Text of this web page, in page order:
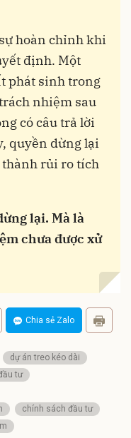
hoàn chỉnh khi
định. Một
phát sinh trong
nhiệm sau
có câu trả lời
quyền dừng lại
thành rủi ro tích
lại. Mà là
chưa được xử
Chia sẻ Zalo
dự án treo kéo dài
tư
chính sách đầu tư